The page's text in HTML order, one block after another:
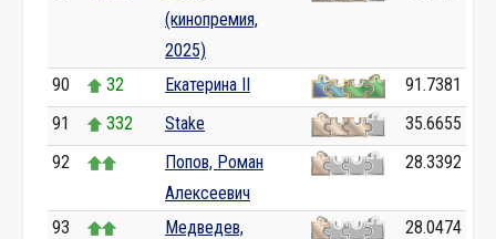
(кинопремия,
2025)
90 32 Екатерина II
91.7381
91
332 Stake
35.6655
92
Попов, Роман
Алексеевич
28.3392
93
Медведев,
28.0474